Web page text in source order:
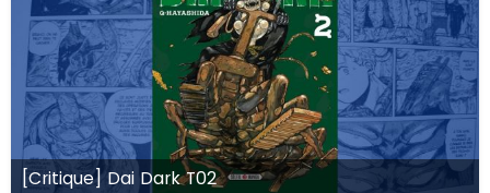
[Critique] Dai Dark T02